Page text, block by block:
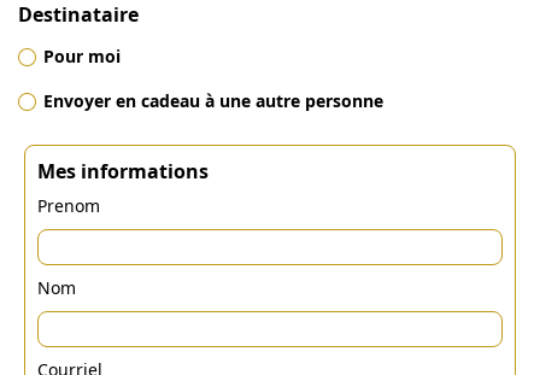
Destinataire
Pour moi
Envoyer en cadeau à une autre personne
Mes informations
Prenom
Nom
Courriel